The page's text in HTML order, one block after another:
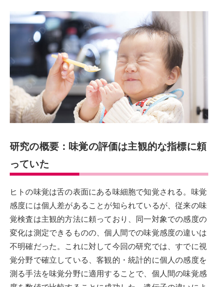
研究の概要：味覚の評価は主観的な指標に頼
っていた
ヒトの味覚は舌の表面にある味細胞で知覚される。味覚
感度には個人差があることが知られているが、従来の味
覚検査は主観的方法に頼っており、同一対象での感度の
変化は測定できるものの、個人間での味覚感度の違いは
不明確だった。これに対して今回の研究では、すでに視
覚分野で確立している、客観的・統計的に個人の感度を
測る手法を味覚分野に適用することで、個人間の味覚感